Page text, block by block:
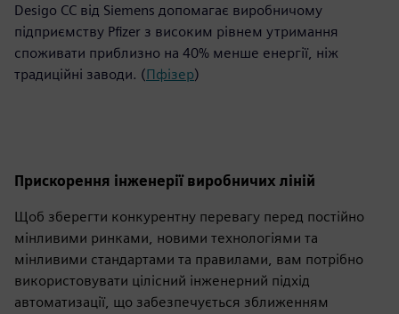
Desigo CC від Siemens допомагає виробничому
підприємству Pfizer з високим рівнем утримання
споживати приблизно на 40% менше енергії, ніж
традиційні заводи. (Пфізер)
Прискорення інженерії виробничих ліній
Щоб зберегти конкурентну перевагу перед постійно
мінливими ринками, новими технологіями та
мінливими стандартами та правилами, вам потрібно
використовувати цілісний інженерний підхід
автоматизації, що забезпечується зближенням